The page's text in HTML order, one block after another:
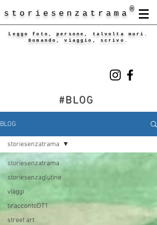
storiesenzatrama ®
Leggo foto, persone, talvolta muri.
Domando, viaggio, scrivo.
#BLOG
BLOG
storiesenzatrama
storiesenzaglutine
viaggi
tiraccontoDT1
street art
storiesenzatrama